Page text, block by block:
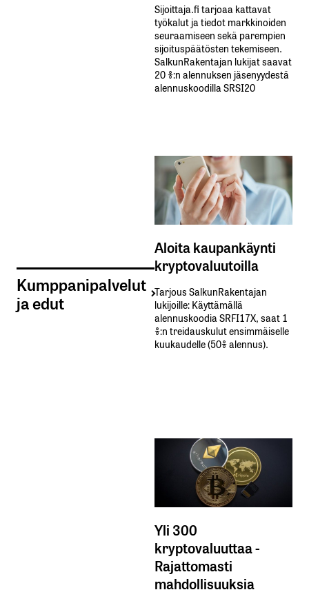
Kumppanipalvelut
ja edut
Sijoittaja.fi tarjoaa kattavat
työkalut ja tiedot markkinoiden
seuraamiseen sekä parempien
sijoituspäätösten tekemiseen.
SalkunRakentajan lukijat saavat
20 %:n alennuksen jäsenyydestä
alennuskoodilla SRSI20
Aloita kaupankäynti
kryptovaluutoilla
Tarjous SalkunRakentajan
lukijoille: Käyttämällä​ ​
alennuskoodia​ ​SRFI17X,​ ​saat​ ​1
%:n treidauskulut​ ​ensimmäiselle​ ​
kuukaudelle​ ​(50%​ ​alennus).
Yli 300
kryptovaluuttaa -
Rajattomasti
mahdollisuuksia